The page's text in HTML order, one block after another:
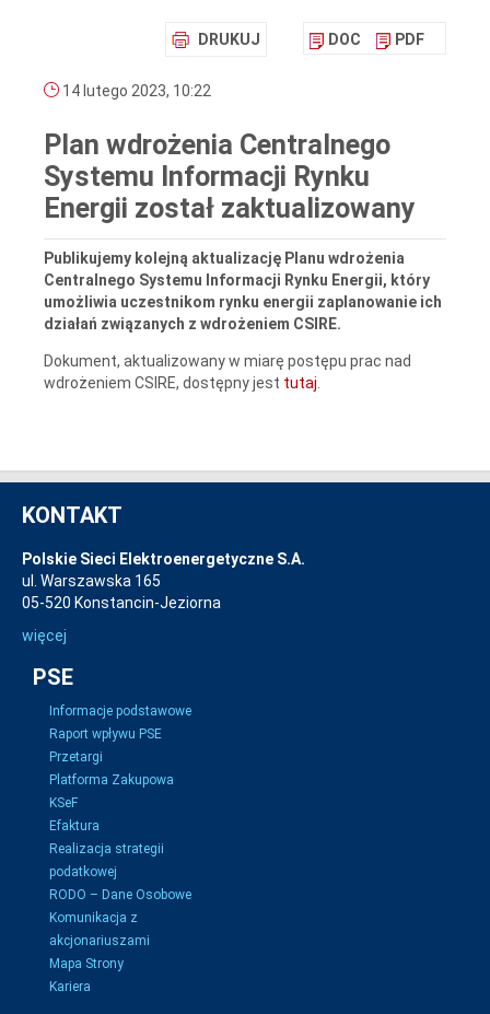
DRUKUJ DOC PDF
14 lutego 2023, 10:22
Plan wdrożenia Centralnego
Systemu Informacji Rynku
Energii został zaktualizowany
Publikujemy kolejną aktualizację Planu wdrożenia
Centralnego Systemu Informacji Rynku Energii, który
umożliwia uczestnikom rynku energii zaplanowanie ich
działań związanych z wdrożeniem CSIRE.
Dokument, aktualizowany w miarę postępu prac nad
wdrożeniem CSIRE, dostępny jest tutaj
KONTAKT
Polskie Sieci Elektroenergetyczne S.A.
ul. Warszawska 165
05-520 Konstancin-Jeziorna
więcej
PSE
Informacje podstawowe
Raport wpływu PSE
Przetargi
Platforma Zakupowa
KSeF
Efaktura
Realizacja strategii
podatkowej
RODO – Dane Osobowe
Komunikacja z
akcjonariuszami
Mapa Strony
Kariera